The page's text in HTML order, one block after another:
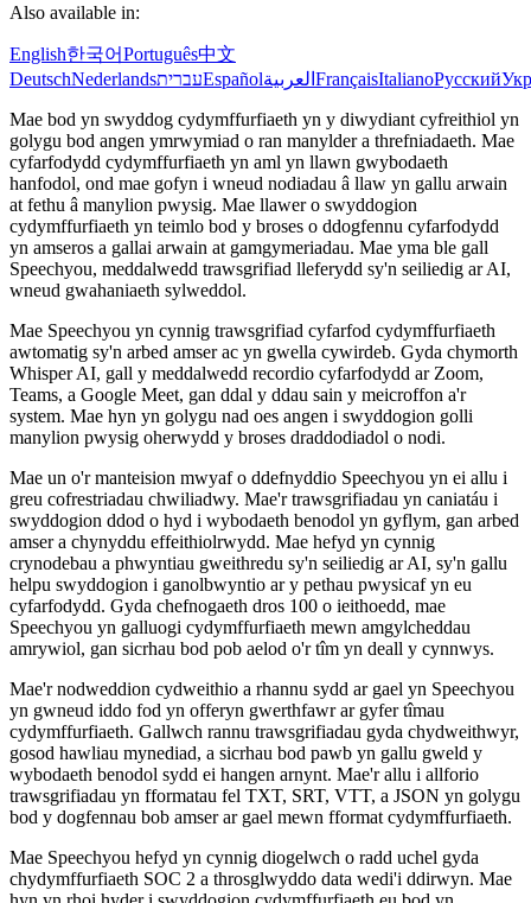
Also available in:
English한국어Português中文
DeutschNederlandsעבריתEspañolالعربية FrançaisItalianoРусский
Mae bod yn swyddog cydymffurfiaeth yn y diwydiant cyfreithiol yn
golygu bod angen ymrwymiad o ran manylder a threfniadaeth. Mae
cyfarfodydd cydymffurfiaeth yn aml yn llawn gwybodaeth
hanfodol, ond mae gofyn i wneud nodiadau â llaw yn gallu arwain
at fethu â manylion pwysig. Mae llawer o swyddogion
cydymffurfiaeth yn teimlo bod y broses o ddogfennu cyfarfodydd
yn amseros a gallai arwain at gamgymeriadau. Mae yma ble gall
Speechyou, meddalwedd trawsgrifiad lleferydd sy'n seiliedig ar AI,
wneud gwahaniaeth sylweddol.
Mae Speechyou yn cynnig trawsgrifiad cyfarfod cydymffurfiaeth
awtomatig sy'n arbed amser ac yn gwella cywirdeb. Gyda chymorth
Whisper AI, gall y meddalwedd recordio cyfarfodydd ar Zoom,
Teams, a Google Meet, gan ddal y ddau sain y meicroffon a'r
system. Mae hyn yn golygu nad oes angen i swyddogion golli
manylion pwysig oherwydd y broses draddodiadol o nodi.
Mae un o'r manteision mwyaf o ddefnyddio Speechyou yn ei allu i
greu cofrestriadau chwiliadwy. Mae'r trawsgrifiadau yn caniatáu i
swyddogion ddod o hyd i wybodaeth benodol yn gyflym, gan arbed
amser a chynyddu effeithiolrwydd. Mae hefyd yn cynnig
crynodebau a phwyntiau gweithredu sy'n seiliedig ar AI, sy'n gallu
helpu swyddogion i ganolbwyntio ar y pethau pwysicaf yn eu
cyfarfodydd. Gyda chefnogaeth dros 100 o ieithoedd, mae
Speechyou yn galluogi cydymffurfiaeth mewn amgylcheddau
amrywiol, gan sicrhau bod pob aelod o'r tîm yn deall y cynnwys.
Mae'r nodweddion cydweithio a rhannu sydd ar gael yn Speechyou
yn gwneud iddo fod yn offeryn gwerthfawr ar gyfer tîmau
cydymffurfiaeth. Gallwch rannu trawsgrifiadau gyda chydweithwyr,
gosod hawliau mynediad, a sicrhau bod pawb yn gallu gweld y
wybodaeth benodol sydd ei hangen arnynt. Mae'r allu i allforio
trawsgrifiadau yn fformatau fel TXT, SRT, VTT, a JSON yn golygu
bod y dogfennau bob amser ar gael mewn fformat cydymffurfiaeth.
Mae Speechyou hefyd yn cynnig diogelwch o radd uchel gyda
chydymffurfiaeth SOC 2 a throsglwyddo data wedi'i ddirwyn. Mae